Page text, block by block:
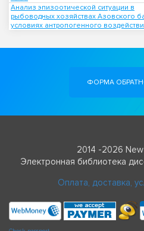
Анализ эпизоотической ситуации в
рыбоводных хозяйствах Азовского
условиях антропогенного
ФОРМА
2014 -2026
Электронная библиотека
Оплата, доставка,